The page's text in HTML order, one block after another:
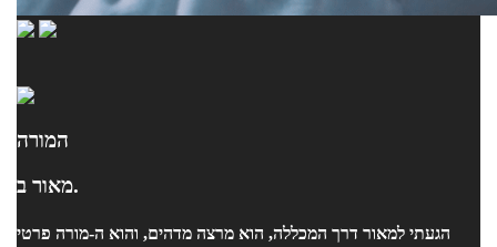
המורה
מאור ב.
הגעתי למאור דרך המכללה, הוא מרצה מדהים, והוא ה-מורה פרטי